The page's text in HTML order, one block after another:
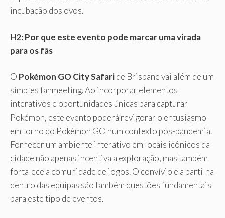
incubação dos ovos.
H2: Por que este evento pode marcar uma virada
para os fãs
O Pokémon GO City Safaride Brisbane vai além de um
simples fanmeeting. Ao incorporar elementos
interativos e oportunidades únicas para capturar
Pokémon, este evento poderá revigorar o entusiasmo
em torno do Pokémon GO num contexto pós-pandemia.
Fornecer um ambiente interativo em locais icônicos da
cidade não apenas incentiva a exploração, mas também
fortalece a comunidade de jogos. O convívio e a partilha
dentro das equipas são também questões fundamentais
para este tipo de eventos.